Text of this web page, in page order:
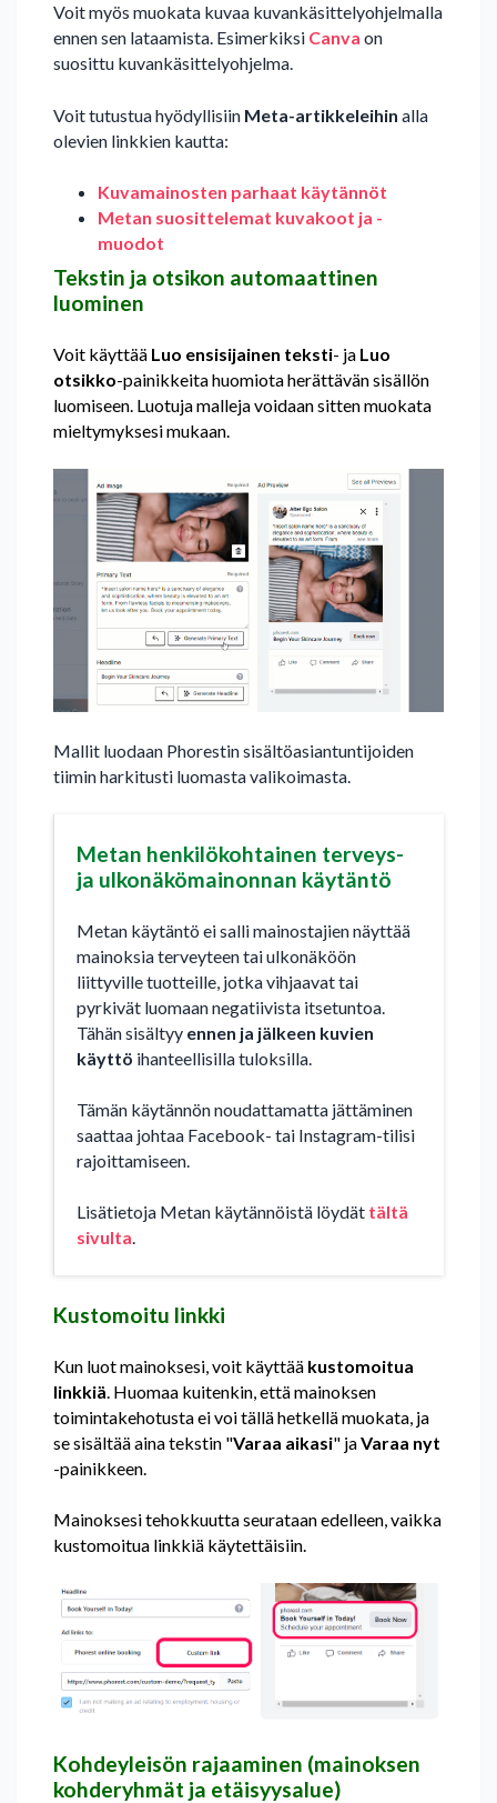
Voit myös muokata kuvaa kuvankäsittelyohjelmalla
ennen sen lataamista. Esimerkiksi Canva on
suosittu kuvankäsittelyohjelma.
Voit tutustua hyödyllisiin Meta-artikkeleihin alla
olevien linkkien kautta:
Kuvamainosten parhaat käytännöt
Metan suosittelemat kuvakoot ja -
muodot
Tekstin ja otsikon automaattinen
luominen
Voit käyttää Luo ensisijainen teksti- ja Luo
otsikko-painikkeita huomiota herättävän sisällön
luomiseen. Luotuja malleja voidaan sitten muokata
mieltymyksesi mukaan.
Mallit luodaan Phorestin sisältöasiantuntijoiden
tiimin harkitusti luomasta valikoimasta.
Metan henkilökohtainen terveys-
ja ulkonäkömainonnan käytäntö
Metan käytäntö ei salli mainostajien näyttää
mainoksia terveyteen tai ulkonäköön
liittyville tuotteille, jotka vihjaavat tai
pyrkivät luomaan negatiivista itsetuntoa.
Tähän sisältyy ennen ja jälkeen kuvien
käyttö ihanteellisilla tuloksilla.
Tämän käytännön noudattamatta jättäminen
saattaa johtaa Facebook- tai Instagram-tilisi
rajoittamiseen.
Lisätietoja Metan käytännöistä löydät tältä
sivulta.
Kustomoitu linkki
Kun luot mainoksesi, voit käyttää kustomoitua
linkkiä . Huomaa kuitenkin, että mainoksen
toimintakehotusta ei voi tällä hetkellä muokata, ja
se sisältää aina tekstin "Varaa aikasi" jaVaraa nyt
-painikkeen.
Mainoksesi tehokkuutta seurataan edelleen, vaikka
kustomoitua linkkiä käytettäisiin.
Kohdeyleisön rajaaminen (mainoksen
kohderyhmät ja etäisyysalue)